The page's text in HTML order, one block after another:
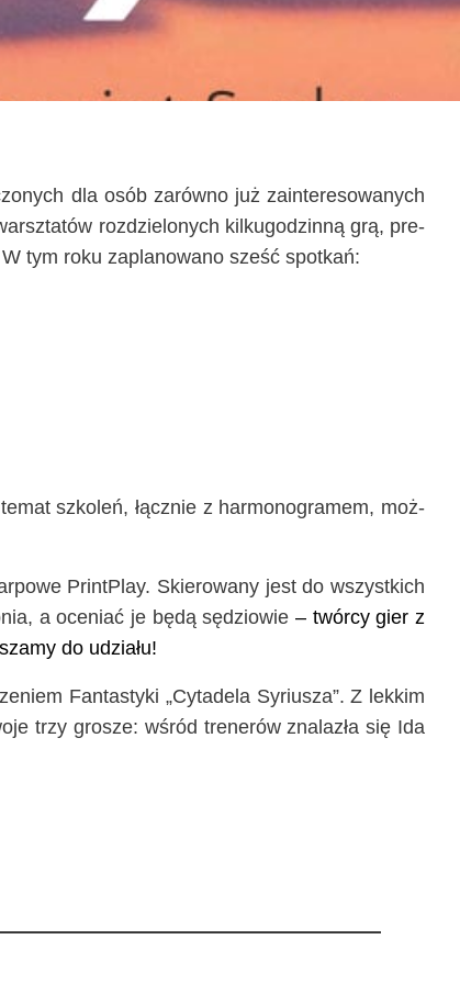
dla osób zarów­no już zain­te­re­so­wa­nych
roz­dzie­lo­nych kil­ku­go­dzin­ną grą, pre­
tym roku zapla­no­wa­no sześć spotkań:
szko­leń, łącz­nie z har­mo­no­gra­mem, moż­
Print­Play. Skie­ro­wa­ny jest do wszyst­kich
a oce­niać je będą sędzio­wie– twór­cy gier z
do udziału!
Fan­ta­sty­ki „Cyta­de­la Syriu­sza”. Z lek­kim
trzy gro­sze: wśród tre­ne­rów zna­la­zła się Ida